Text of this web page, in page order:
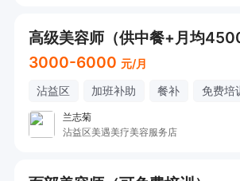
高级美容师（供中餐+月均
3000-6000 元/月
沾益区 加班补助 餐补 免费培
兰志菊
沾益区美遇美疗美容服务店